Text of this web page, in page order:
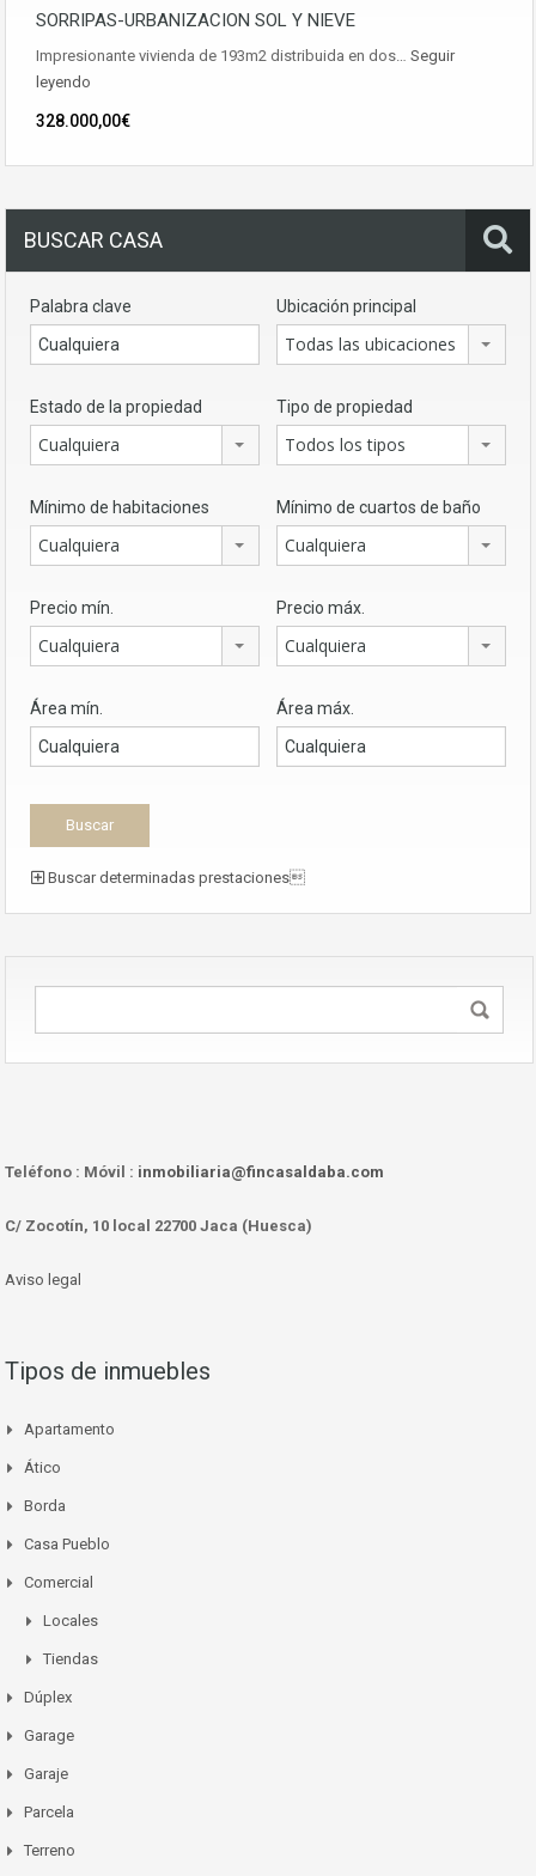
SORRIPAS-URBANIZACION SOL Y NIEVE
Impresionante vivienda de 193m2 distribuida en dos… Seguir
leyendo
328.000,00€
BUSCAR CASA
Palabra clave Ubicación principal
Todas las ubicaciones
Estado de la propiedad
Cualquiera
Tipo de propiedad
Todos los tipos
Mínimo de habitaciones
Cualquiera
Mínimo de cuartos de baño
Cualquiera
Precio mín.
Cualquiera
Precio máx.
Cualquiera
Área mín. Área máx.
Buscar determinadas prestaciones
Teléfono : Móvil : inmobiliaria@fincasaldaba.com
C/ Zocotín, 10 local 22700 Jaca (Huesca)
Aviso legal
Tipos de inmuebles
Apartamento
Ático
Borda
Casa Pueblo
Comercial
Locales
Tiendas
Dúplex
Garage
Garaje
Parcela
Terreno